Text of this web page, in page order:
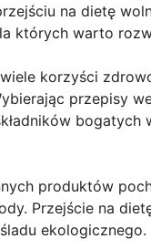
na dietę
których warto
korzyści
przepisy
bogatych
produktów
Przejście na
ekologicznego.